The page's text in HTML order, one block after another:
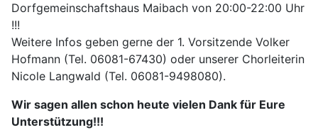
Dorfgemeinschaftshaus Maibach von 20:00-22:00 Uhr
!!!
Weitere Infos geben gerne der 1. Vorsitzende Volker
Hofmann (Tel. 06081-67430) oder unserer Chorleiterin
Nicole Langwald (Tel. 06081-9498080).
Wir sagen allen schon heute vielen Dank für Eure
Unterstützung!!!